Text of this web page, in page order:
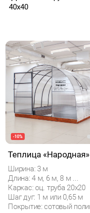
40х40
-10%
Теплица «Народная»
Ширина: 3 м
Длина: 4 м, 6 м, 8 м ...
Каркас: оц. труба 20х20
Шаг дуг: 1 м или 0,65 м